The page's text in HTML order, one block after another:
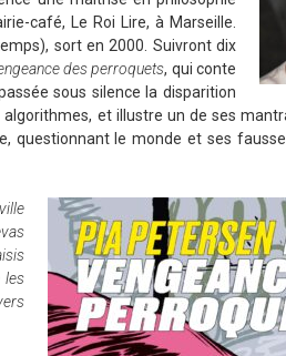
café, Le Roi Lire, à Marseille.
sort en 2000. Suivront dix
des perroquets, qui conte
sous silence la disparition
et illustre un de ses
questionnant le monde et ses
les